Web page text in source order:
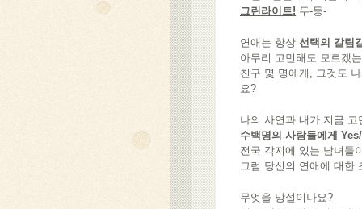
그린라이트! 두-둥-
연애는 항상 선택의 갈림
아무리 고민해도 모르겠
친구 몇 명에게, 그것도
요?
나의 사연과 내가 지금
수백명의 사람들에게
전국 각지에 있는 남녀들
그럼 당신의 연애에 대한
무엇을 망설이나요?